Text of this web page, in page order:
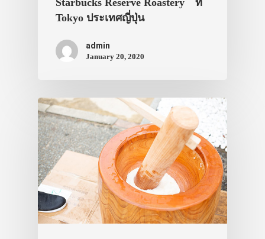
Tokyo ประเทศญี่ปุ่น
admin
January 20, 2020
เอง
ทัวร์
ที่พัก
สาระน่ารู้
VIDEO
ภาพประทับใจ